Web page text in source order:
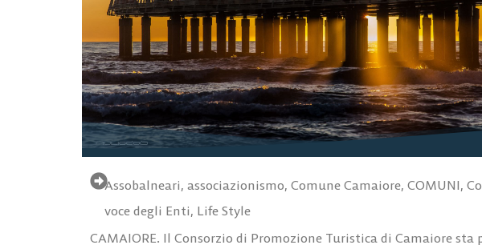
Assobalneari,associazionismo,Comune Camaiore,COMUNI,
voce degli Enti, Life Style
CAMAIORE. Il Consorzio di Promozione Turistica di Camaiore sta